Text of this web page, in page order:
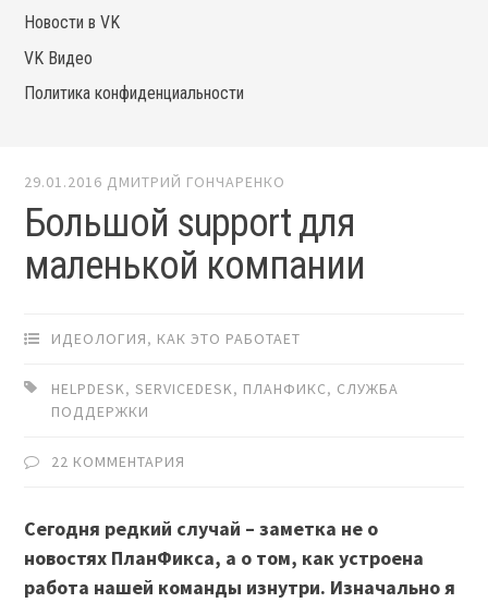
Новости в VK
VK Видео
Политика конфиденциальности
29.01.2016 ДМИТРИЙ ГОНЧАРЕНКО
Большой support для
маленькой компании
ИДЕОЛОГИЯ, КАК ЭТО РАБОТАЕТ
HELPDESK,SERVICEDESK, ПЛАНФИКС, СЛУЖБА
ПОДДЕРЖКИ
22 КОММЕНТАРИЯ
Сегодня редкий случай – заметка не о
новостях ПланФикса, а о том, как устроена
работа нашей команды изнутри. Изначально я